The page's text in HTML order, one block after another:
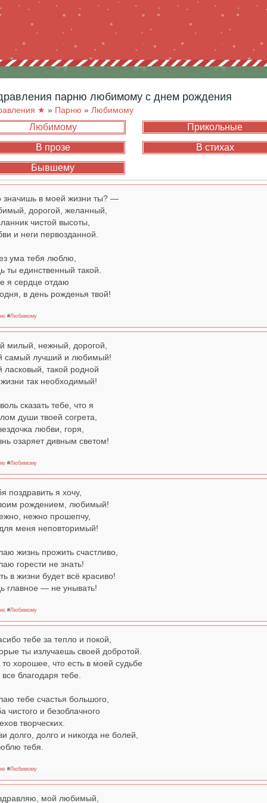
парню любимому с днем рождения
★ » Парню » Любимому
Любимому
Прикольные
В прозе
В стихах
Бывшему
значишь в моей жизни ты? —
дорогой, желанный,
чистой высоты,
и неги первозданной.
ума тебя люблю,
ты единственный такой.
я сердце отдаю
в день рожденья твой!
#Любимому
милый, нежный, дорогой,
самый лучший и любимый!
ласковый, такой родной
так необходимый!
сказать тебе, что я
души твоей согрета,
любви, горя,
озаряет дивным светом!
#Любимому
поздравить я хочу,
рождением, любимый!
нежно прошепчу,
меня неповторимый!
жизнь прожить счастливо,
горести не знать!
в жизни будет всё красиво!
главное — не унывать!
#Любимому
тебе за тепло и покой,
ты излучаешь своей добротой.
то хорошее, что есть в моей судьбе
благодаря тебе.
тебе счастья большого,
чистого и безоблачного
творческих.
долго, долго и никогда не болей,
тебя.
#Любимому
мой любимый,